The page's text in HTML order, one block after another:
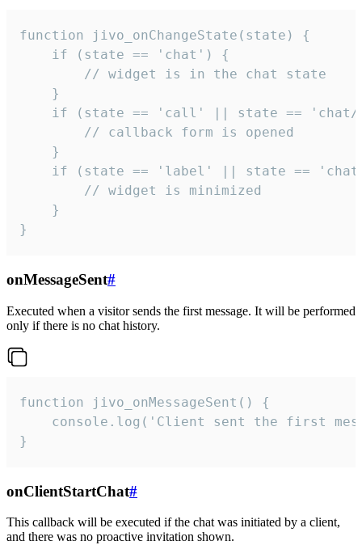
function jivo_onChangeState(state) {
    if (state == 'chat') {
        // widget is in the chat state
    }
if (state == 'call' || state ==
        // callback form is opened
    }
if (state == 'label' || state ==
        // widget is minimized
    }
}
onMessageSent#
Executed when a visitor sends the first message. It will be performed
only if there is no chat history.
function jivo_onMessageSent() {
console.log('Client sent the first
}
onClientStartChat#
This callback will be executed if the chat was initiated by a client,
and there was no proactive invitation shown.